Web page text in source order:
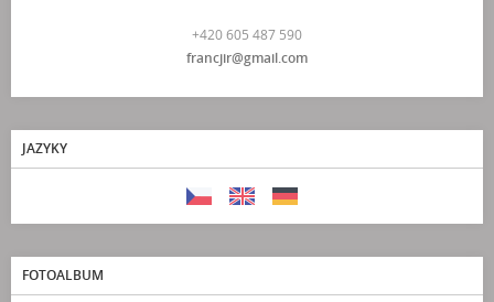
+420 605 487 590
francjir@gmail.com
JAZYKY
FOTOALBUM